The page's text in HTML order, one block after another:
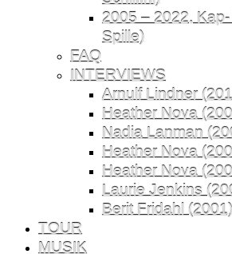
2005 – 2022,
Spille)
FAQ
INTERVIEWS
Arnulf Lindner
Heather Nova
Nadia Lanman
Heather Nova
Heather Nova
Laurie Jenkins
Berit Fridahl (2001)
TOUR
MUSIK